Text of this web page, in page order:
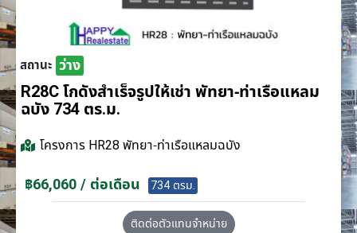
สถานะ ว่าง
R28C โกดังสำเร็จรูปให้เช่า พัทยา-ท่าเรือแหลม
ฉบัง 734 ตร.ม.
โครงการ HR28 พัทยา-ท่าเรือแหลมฉบัง
฿66,060 / ต่อเดือน 734 ตรม.
ติดต่อตัวแทนจำหน่าย